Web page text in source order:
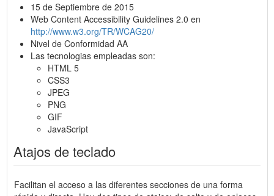
15 de Septiembre de 2015
Web Content Accessibility Guidelines 2.0 en
http://www.w3.org/TR/WCAG20/
Nivel de Conformidad AA
Las tecnologias empleadas son:
HTML 5
CSS3
JPEG
PNG
GIF
JavaScript
Atajos de teclado
Facilitan el acceso a las diferentes secciones de una forma